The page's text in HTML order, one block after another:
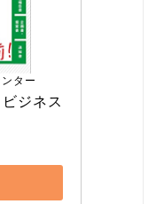
ター
ジネス